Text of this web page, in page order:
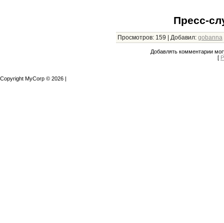
Пресс-
Просмотров: 159 | Добавил: gobanna
Добавлять комментарии
[
Copyright MyCorp © 2026 |